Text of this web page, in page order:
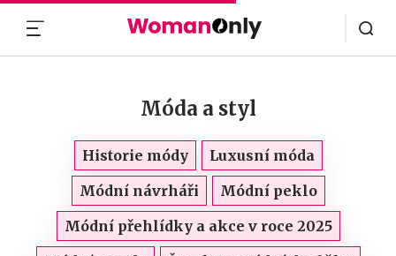
Móda a styl
Historie módy
Luxusní móda
Módní návrháři
Módní peklo
Módní přehlídky a akce v roce 2025